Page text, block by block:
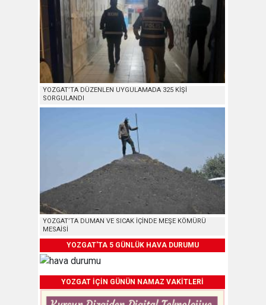
YOZGAT’TA DÜZENLEN UYGULAMADA 325 KİŞİ
SORGULANDI
YOZGAT’TA DUMAN VE SICAK İÇİNDE MEŞE KÖMÜRÜ
MESAİSİ
YOZGAT'TA 5 GÜNLÜK HAVA DURUMU
YOZGAT İÇİN GÜNÜN NAMAZ VAKİTLERİ